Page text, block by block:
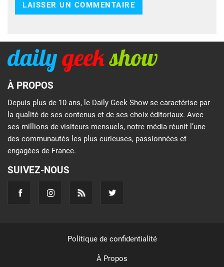
À PROPOS
Depuis plus de 10 ans, le Daily Geek Show se caractérise par
la qualité de ses contenus et de ses choix éditoriaux. Avec
ses millions de visiteurs mensuels, notre média réunit l’une
des communautés les plus curieuses, passionnées et
engagées de France.
SUIVEZ-NOUS
Politique de confidentialité
À Propos